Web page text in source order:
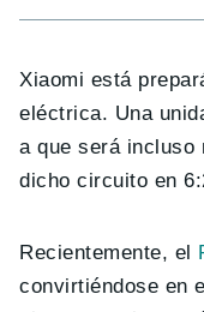
Xiaomi está
eléctrica. Una
a que será incluso
dicho circuito en
Recientemente, el
convirtiéndose en